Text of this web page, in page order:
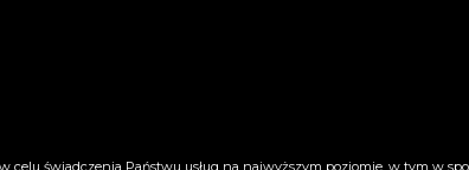
celu świadczenia Państwu usług na najwyższym poziomie, w tym w
© 2023 All rights